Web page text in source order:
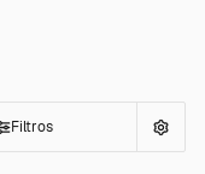
Filtros